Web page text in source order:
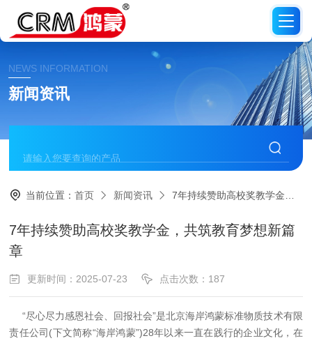
NEWS INFORMATION
新闻资讯
当前位置：首页 新闻资讯 7年持续赞助高校奖教学金，共筑教育梦想新篇章
7年持续赞助高校奖教学金，共筑教育梦想新篇
章
更新时间：2025-07-23 点击次数：187
“尽心尽力感恩社会、回报社会”是北京海岸鸿蒙标准物质技术有限
责任公司 (下文简称“海岸鸿蒙”)28年以来一直在践行的企业文化，在